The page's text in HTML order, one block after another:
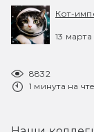
Кот-
13 марта
8832
1 минута на